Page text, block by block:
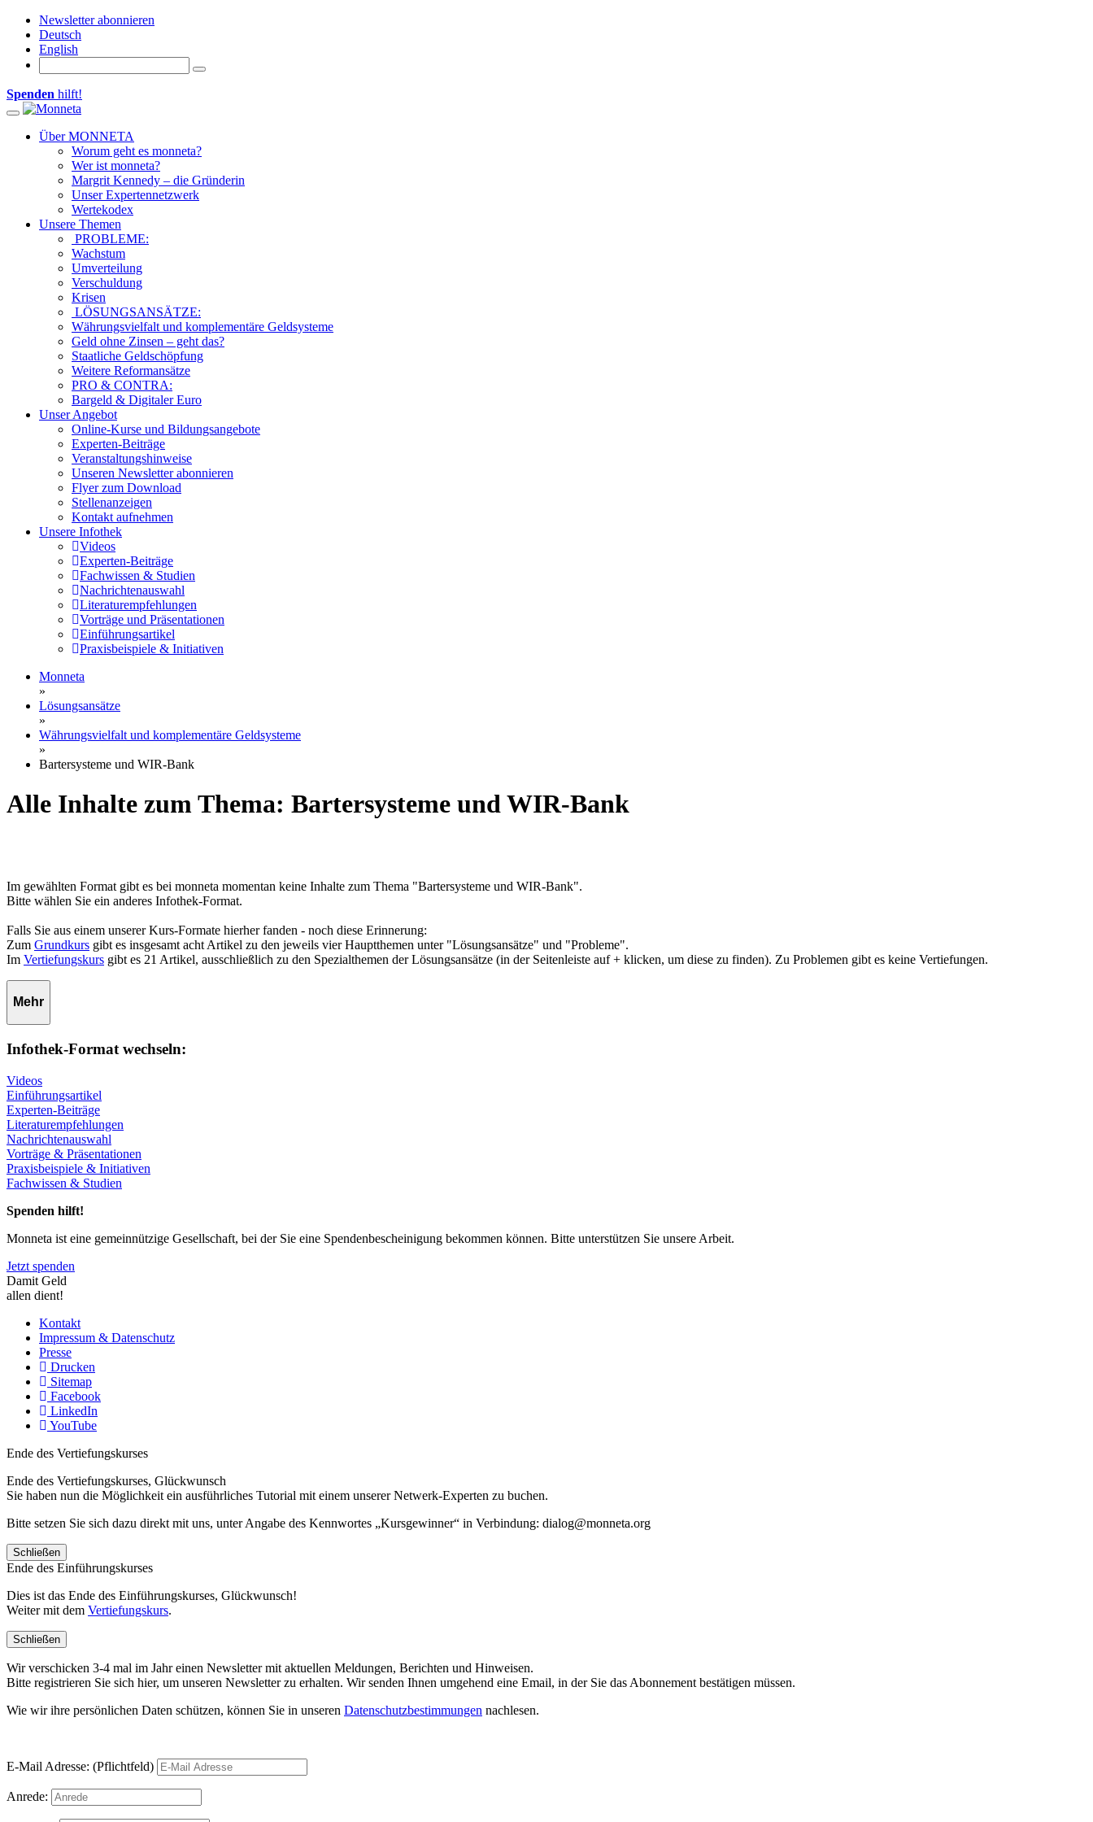
Newsletter abonnieren
Deutsch
English
Spenden hilft!
Toggle navigation
Über MONNETA
Worum geht es monneta?
Wer ist monneta?
Margrit Kennedy – die Gründerin
Unser Expertennetzwerk
Wertekodex
Unsere Themen
PROBLEME:
Wachstum
Umverteilung
Verschuldung
Krisen
LÖSUNGSANSÄTZE:
Währungsvielfalt und komplementäre Geldsysteme
Geld ohne Zinsen – geht das?
Staatliche Geldschöpfung
Weitere Reformansätze
PRO & CONTRA:
Bargeld & Digitaler Euro
Unser Angebot
Online-Kurse und Bildungsangebote
Experten-Beiträge
Veranstaltungshinweise
Unseren Newsletter abonnieren
Flyer zum Download
Stellenanzeigen
Kontakt aufnehmen
Unsere Infothek
Videos
Experten-Beiträge
Fachwissen & Studien
Nachrichtenauswahl
Literaturempfehlungen
Vorträge und Präsentationen
Einführungsartikel
Praxisbeispiele & Initiativen
Monneta
»
Lösungsansätze
»
Währungsvielfalt und komplementäre Geldsysteme
»
Bartersysteme und WIR-Bank
Alle Inhalte zum Thema: Bartersysteme und WIR-Bank
Im gewählten Format gibt es bei monneta momentan keine Inhalte zum Thema "Bartersysteme und WIR-Bank".
Bitte wählen Sie ein anderes Infothek-Format.
Falls Sie aus einem unserer Kurs-Formate hierher fanden - noch diese Erinnerung:
Zum Grundkurs gibt es insgesamt acht Artikel zu den jeweils vier Hauptthemen unter "Lösungsansätze" und "Probleme".
Im Vertiefungskurs gibt es 21 Artikel, ausschließlich zu den Spezialthemen der Lösungsansätze (in der Seitenleiste auf + klicken, um diese zu finden). Zu Problemen gibt es keine Vertiefungen.
Mehr
Infothek-Format wechseln:
Videos
Einführungsartikel
Experten-Beiträge
Literaturempfehlungen
Nachrichtenauswahl
Vorträge & Präsentationen
Praxisbeispiele & Initiativen
Fachwissen & Studien
Spenden hilft!
Monneta ist eine gemeinnützige Gesellschaft, bei der Sie eine Spendenbescheinigung bekommen können. Bitte unterstützen Sie unsere Arbeit.
Jetzt spenden
Damit Geld
allen dient!
Kontakt
Impressum & Datenschutz
Presse
Drucken
Sitemap
Facebook
LinkedIn
YouTube
Ende des Vertiefungskurses
Ende des Vertiefungskurses, Glückwunsch
Sie haben nun die Möglichkeit ein ausführliches Tutorial mit einem unserer Netwerk-Experten zu buchen.
Bitte setzen Sie sich dazu direkt mit uns, unter Angabe des Kennwortes „Kursgewinner“ in Verbindung: dialog@monneta.org
Schließen
Ende des Einführungskurses
Dies ist das Ende des Einführungskurses, Glückwunsch!
Weiter mit dem Vertiefungskurs.
Schließen
Wir verschicken 3-4 mal im Jahr einen Newsletter mit aktuellen Meldungen, Berichten und Hinweisen.
Bitte registrieren Sie sich hier, um unseren Newsletter zu erhalten. Wir senden Ihnen umgehend eine Email, in der Sie das Abonnement bestätigen müssen.
Wie wir ihre persönlichen Daten schützen, können Sie in unseren Datenschutzbestimmungen nachlesen.
E-Mail Adresse: (Pflichtfeld)
Anrede: